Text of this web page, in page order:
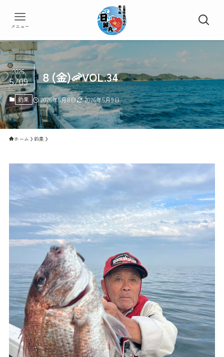
メニュー
８(金)🦐VOL.34
2026
5/09
釣果 2026年5月8日 2026年5月9日
ホーム 釣果